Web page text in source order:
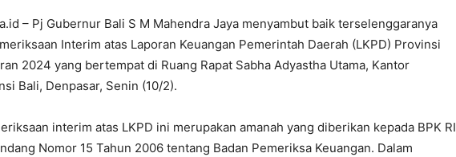
– Pj Gubernur Bali S M Mahendra Jaya menyambut baik terselenggaranya
Interim atas Laporan Keuangan Pemerintah Daerah (LKPD) Provinsi
2024 yang bertempat di Ruang Rapat Sabha Adyastha Utama, Kantor
Bali, Denpasar, Senin (10/2).
interim atas LKPD ini merupakan amanah yang diberikan kepada BPK RI
Nomor 15 Tahun 2006 tentang Badan Pemeriksa Keuangan. Dalam